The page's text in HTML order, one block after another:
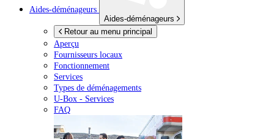
Aides-déménageurs
Aides-déménageurs
Retour au menu principal
Aperçu
Fournisseurs locaux
Fonctionnement
Services
Types de déménagements
U-Box - Services
FAQ